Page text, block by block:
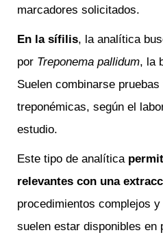
marcadores solicitados.
En la sífilis, la analítica
por Treponema pallidum, la
Suelen combinarse
treponémicas, según el
estudio.
Este tipo de analítica
relevantes con una
procedimientos complejos
suelen estar disponibles en